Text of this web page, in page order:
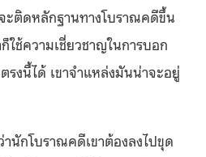
ะติดหลักฐานทางโบราณคดีขึ้น
ใช้ความเชี่ยวชาญในการบอก
รงนี้ได้ เขาจำแหล่งมันน่าจะอยู่
นักโบราณคดีเขาต้องลงไปขุด